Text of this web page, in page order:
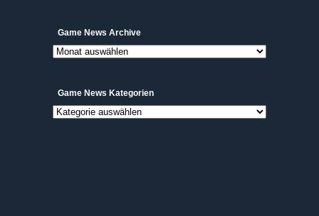
Game News ArchiveGame
News
Archive
Game News Kategorien
Game